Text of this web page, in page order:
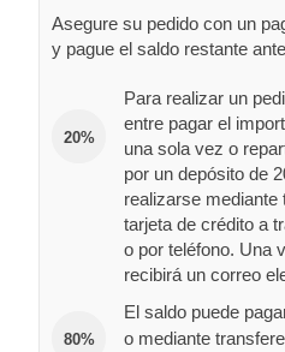
Asegure su pedido con un
y pague el saldo restante
20%
Para realizar un
entre pagar el
una sola vez o
por un depósito de
realizarse mediante
tarjeta de crédito a
o por teléfono. Una
recibirá un correo
80%
El saldo puede
o mediante